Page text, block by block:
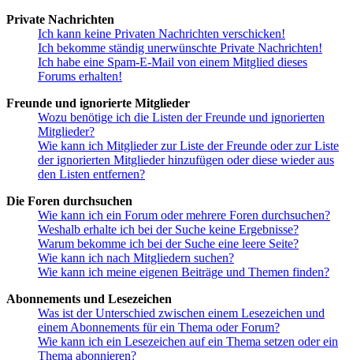
Private Nachrichten
Ich kann keine Privaten Nachrichten verschicken!
Ich bekomme ständig unerwünschte Private Nachrichten!
Ich habe eine Spam-E-Mail von einem Mitglied dieses
Forums erhalten!
Freunde und ignorierte Mitglieder
Wozu benötige ich die Listen der Freunde und ignorierten
Mitglieder?
Wie kann ich Mitglieder zur Liste der Freunde oder zur Liste
der ignorierten Mitglieder hinzufügen oder diese wieder aus
den Listen entfernen?
Die Foren durchsuchen
Wie kann ich ein Forum oder mehrere Foren durchsuchen?
Weshalb erhalte ich bei der Suche keine Ergebnisse?
Warum bekomme ich bei der Suche eine leere Seite?
Wie kann ich nach Mitgliedern suchen?
Wie kann ich meine eigenen Beiträge und Themen finden?
Abonnements und Lesezeichen
Was ist der Unterschied zwischen einem Lesezeichen und
einem Abonnements für ein Thema oder Forum?
Wie kann ich ein Lesezeichen auf ein Thema setzen oder ein
Thema abonnieren?